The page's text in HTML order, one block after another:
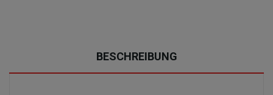
BESCHREIBUNG